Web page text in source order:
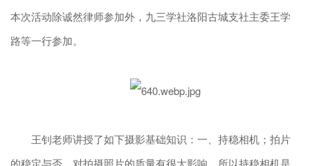
本次活动除诚然律师参加外，九三学社洛阳古城支社主委王学
路等一行参加。
王钊老师讲授了如下摄影基础知识：一、持稳相机；拍片
的稳定与否，对拍摄照片的质量有很大影响，所以持稳相机是